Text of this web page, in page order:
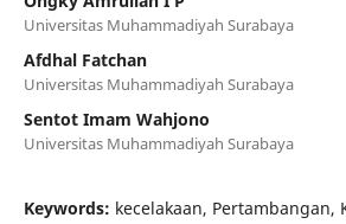
Universitas Muhammadiyah Surabaya
Afdhal Fatchan
Universitas Muhammadiyah Surabaya
Sentot Imam Wahjono
Universitas Muhammadiyah Surabaya
Keywords: kecelakaan, Pertambangan,